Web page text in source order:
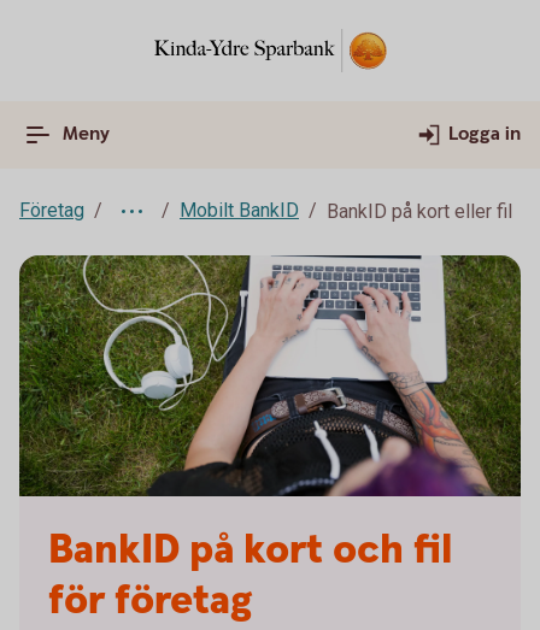
Meny Logga in
Företag Mobilt BankID BankID på kort eller fil
BankID på kort och fil
för företag